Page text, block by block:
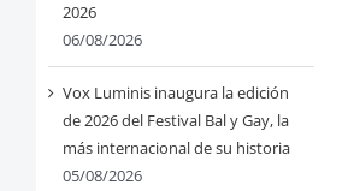
2026
06/08/2026
Vox Luminis inaugura la edición
de 2026 del Festival Bal y Gay, la
más internacional de su historia
05/08/2026